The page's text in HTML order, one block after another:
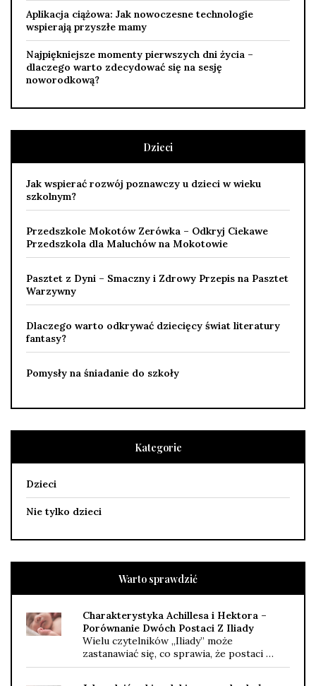
Aplikacja ciążowa: Jak nowoczesne technologie
wspierają przyszłe mamy
Najpiękniejsze momenty pierwszych dni życia –
dlaczego warto zdecydować się na sesję
noworodkową?
Dzieci
Jak wspierać rozwój poznawczy u dzieci w wieku
szkolnym?
Przedszkole Mokotów Zerówka – Odkryj Ciekawe
Przedszkola dla Maluchów na Mokotowie
Pasztet z Dyni – Smaczny i Zdrowy Przepis na Pasztet
Warzywny
Dlaczego warto odkrywać dziecięcy świat literatury
fantasy?
Pomysły na śniadanie do szkoły
Kategorie
Dzieci
Nie tylko dzieci
Warto sprawdzić
Charakterystyka Achillesa i Hektora –
Porównanie Dwóch Postaci Z Iliady
Wielu czytelników „Iliady” może
zastanawiać się, co sprawia, że postaci …